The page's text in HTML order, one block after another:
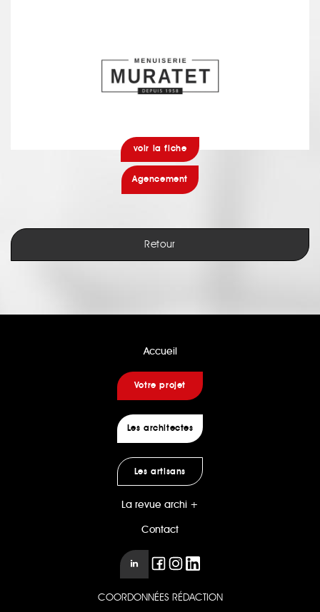
voir la fiche
Agencement
Retour
Accueil
Votre projet
Les architectes
Les artisans
La revue archi +
Contact
COORDONNÉES RÉDACTION